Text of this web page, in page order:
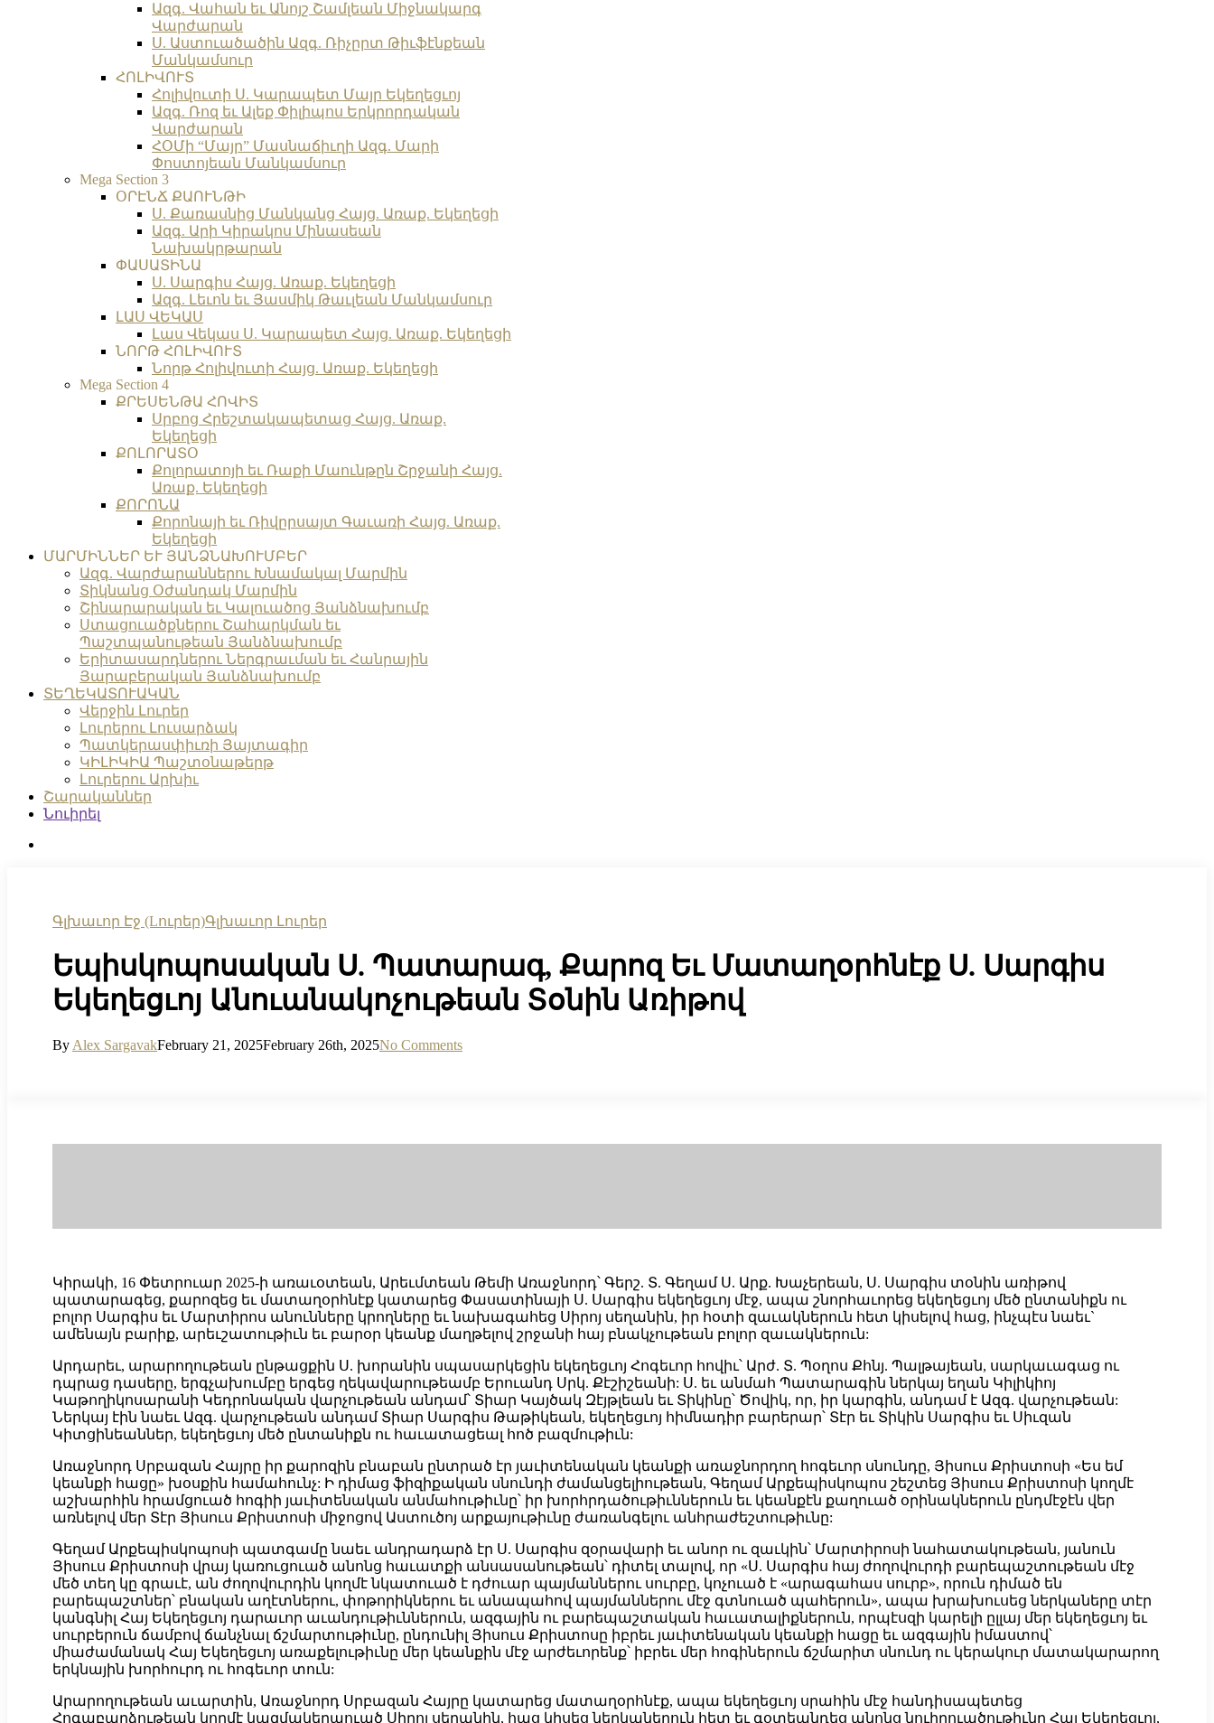
Ազգ. Վահան եւ Անոյշ Շամլեան Միջնակարգ
Վարժարան
Ս. Աստուածածին Ազգ. Ռիչըրտ Թիւֆէնքեան
Մանկամսուր
ՀՈԼԻՎՈՒՏ
Հոլիվուտի Ս. Կարապետ Մայր Եկեղեցւոյ
Ազգ. Ռոզ եւ Ալեք Փիլիպոս Երկրորդական
Վարժարան
ՀՕՄի “Մայր” Մասնաճիւղի Ազգ. Մարի
Փոստոյեան Մանկամսուր
Mega Section 3
ՕՐԷՆՃ ՔԱՈՒՆԹԻ
Ս. Քառասնից Մանկանց Հայց. Առաք. Եկեղեցի
Ազգ. Արի Կիրակոս Մինասեան
Նախակրթարան
ՓԱՍԱՏԻՆԱ
Ս. Սարգիս Հայց. Առաք. Եկեղեցի
Ազգ. Լեւոն եւ Յասմիկ Թաւլեան Մանկամսուր
ԼԱՍ ՎԵԿԱՍ
Լաս Վեկաս Ս. Կարապետ Հայց. Առաք. Եկեղեցի
ՆՈՐԹ ՀՈԼԻՎՈՒՏ
Նորթ Հոլիվուտի Հայց. Առաք. Եկեղեցի
Mega Section 4
ՔՐԵՍԵՆԹԱ ՀՈՎԻՏ
Սրբոց Հրեշտակապետաց Հայց. Առաք.
Եկեղեցի
ՔՈԼՈՐԱՏՕ
Քոլորատոյի եւ Ռաքի Մաունթըն Շրջանի Հայց.
Առաք. Եկեղեցի
ՔՈՐՈՆԱ
Քորոնայի եւ Ռիվըրսայտ Գաւառի Հայց. Առաք.
Եկեղեցի
ՄԱՐՄԻՆՆԵՐ ԵՒ ՅԱՆՁՆԱԽՈՒՄԲԵՐ
Ազգ. Վարժարաններու Խնամակալ Մարմին
Տիկնանց Օժանդակ Մարմին
Շինարարական եւ Կալուածոց Յանձնախումբ
Ստացուածքներու Շահարկման եւ
Պաշտպանութեան Յանձնախումբ
Երիտասարդներու Ներգրաւման եւ Հանրային
Յարաբերական Յանձնախումբ
ՏԵՂԵԿԱՏՈՒԱԿԱՆ
Վերջին Լուրեր
Լուրերու Լուսարձակ
Պատկերասփիւռի Յայտագիր
ԿԻԼԻԿԻԱ Պաշտօնաթերթ
Լուրերու Արխիւ
Շարականներ
Նուիրել
Գլխաւոր Էջ (Lուրեր)Գլխաւոր Լուրեր
Եպիսկոպոսական Ս. Պատարագ, Քարոզ Եւ Մատաղօրհնէք Ս. Սարգիս
Եկեղեցւոյ Անուանակոչութեան Տօնին Առիթով
By Alex SargavakFebruary 21, 2025February 26th, 2025No Comments
Կիրակի, 16 Փետրուար 2025-ի առաւօտեան, Արեւմտեան Թեմի Առաջնորդ՝ Գերշ. Տ. Գեղամ Ս. Արք. Խաչերեան, Ս. Սարգիս տօնին առիթով
պատարագեց, քարոզեց եւ մատաղօրհնէք կատարեց Փասատինայի Ս. Սարգիս եկեղեցւոյ մէջ, ապա շնորհաւորեց եկեղեցւոյ մեծ ընտանիքն ու
բոլոր Սարգիս եւ Մարտիրոս անունները կրողները եւ նախագահեց Սիրոյ սեղանին, իր հօտի զաւակներուն հետ կիսելով հաց, ինչպէս նաեւ`
ամենայն բարիք, արեւշատութիւն եւ բարօր կեանք մաղթելով շրջանի հայ բնակչութեան բոլոր զաւակներուն:
Արդարեւ, արարողութեան ընթացքին Ս. խորանին սպասարկեցին եկեղեցւոյ Հոգեւոր հովիւ՝ Արժ. Տ. Պօղոս Քհնյ. Պալթայեան, սարկաւագաց ու
դպրաց դասերը, երգչախումբը երգեց ղեկավարութեամբ Երուանդ Սրկ. Քէշիշեանի: Ս. եւ անմահ Պատարագին ներկայ եղան Կիլիկիոյ
Կաթողիկոսարանի Կեդրոնական վարչութեան անդամ՝ Տիար Կայծակ Զէյթլեան եւ Տիկինը՝ Ծովիկ, որ, իր կարգին, անդամ է Ազգ. վարչութեան:
Ներկայ էին նաեւ Ազգ. վարչութեան անդամ Տիար Սարգիս Թաթիկեան, եկեղեցւոյ հիմնադիր բարերար՝ Տէր եւ Տիկին Սարգիս եւ Սիւզան
Կիտցինեաններ, եկեղեցւոյ մեծ ընտանիքն ու հաւատացեալ հոծ բազմութիւն:
Առաջնորդ Սրբազան Հայրը իր քարոզին բնաբան ընտրած էր յաւիտենական կեանքի առաջնորդող հոգեւոր սնունդը, Յիսուս Քրիստոսի «Ես եմ
կեանքի հացը» խօսքին համահունչ: Ի դիմաց ֆիզիքական սնունդի ժամանցելիութեան, Գեղամ Արքեպիսկոպոս շեշտեց Յիսուս Քրիստոսի կողմէ
աշխարհին հրամցուած հոգիի յաւիտենական անմահութիւնը՝ իր խորհրդածութիւններուն եւ կեանքէն քաղուած օրինակներուն ընդմէջէն վեր
առնելով մեր Տէր Յիսուս Քրիստոսի միջոցով Աստուծոյ արքայութիւնը ժառանգելու անհրաժեշտութիւնը:
Գեղամ Արքեպիսկոպոսի պատգամը նաեւ անդրադարձ էր Ս. Սարգիս զօրավարի եւ անոր ու զաւկին՝ Մարտիրոսի նահատակութեան, յանուն
Յիսուս Քրիստոսի վրայ կառուցուած անոնց հաւատքի անսասանութեան՝ դիտել տալով, որ «Ս. Սարգիս հայ ժողովուրդի բարեպաշտութեան մէջ
մեծ տեղ կը գրաւէ, ան ժողովուրդին կողմէ նկատուած է դժուար պայմաններու սուրբը, կոչուած է «արագահաս սուրբ», որուն դիմած են
բարեպաշտներ՝ բնական աղէտներու, փոթորիկներու եւ անապահով պայմաններու մէջ գտնուած պահերուն», ապա խրախուսեց ներկաները տէր
կանգնիլ Հայ Եկեղեցւոյ դարաւոր աւանդութիւններուն, ազգային ու բարեպաշտական հաւատալիքներուն, որպէսզի կարելի ըլլայ մեր եկեղեցւոյ եւ
սուրբերուն ճամբով ճանչնալ ճշմարտութիւնը, ընդունիլ Յիսուս Քրիստոսը իբրեւ յաւիտենական կեանքի հացը եւ ազգային իմաստով՝
միաժամանակ Հայ Եկեղեցւոյ առաքելութիւնը մեր կեանքին մէջ արժեւորենք՝ իբրեւ մեր հոգիներուն ճշմարիտ սնունդ ու կերակուր մատակարարող
երկնային խորհուրդ ու հոգեւոր տուն:
Արարողութեան աւարտին, Առաջնորդ Սրբազան Հայրը կատարեց մատաղօրհնէք, ապա եկեղեցւոյ սրահին մէջ հանդիսապետեց
Հոգաբարձութեան կողմէ կազմակերպուած Սիրոյ սեղանին, հաց կիսեց ներկաներուն հետ եւ գօտեպնդեց անոնց նուիրուածութիւնը Հայ Եկեղեցւոյ,